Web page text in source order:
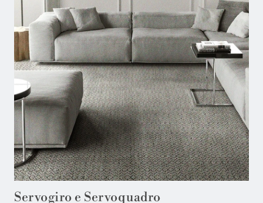
Servogiro e Servoquadro